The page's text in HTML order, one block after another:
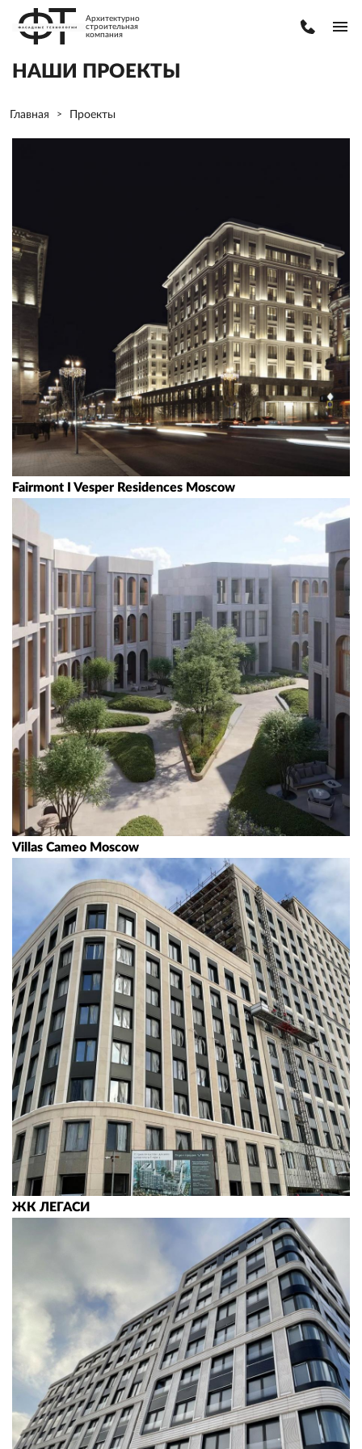
Архитектурно
строительная
компания
НАШИ ПРОЕКТЫ
Главная Проекты
Fairmont I Vesper Residences Moscow
Villas Cameo Moscow
ЖК ЛЕГАСИ